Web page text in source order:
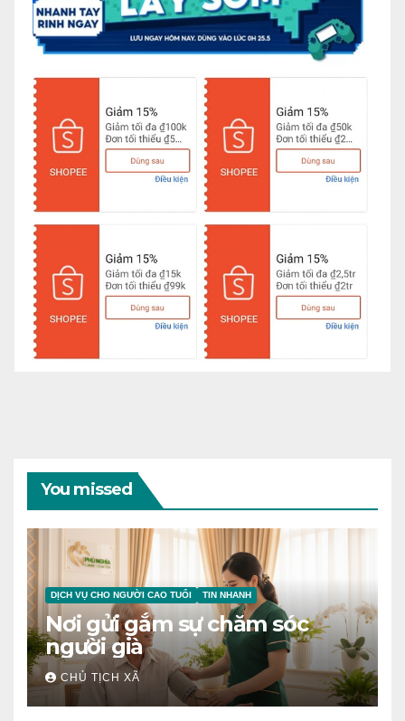
You missed
DỊCH VỤ CHO NGƯỜI CAO TUỔI TIN NHANH
Nơi gửi gắm sự chăm sóc
người già
CHỦ TỊCH XÃ